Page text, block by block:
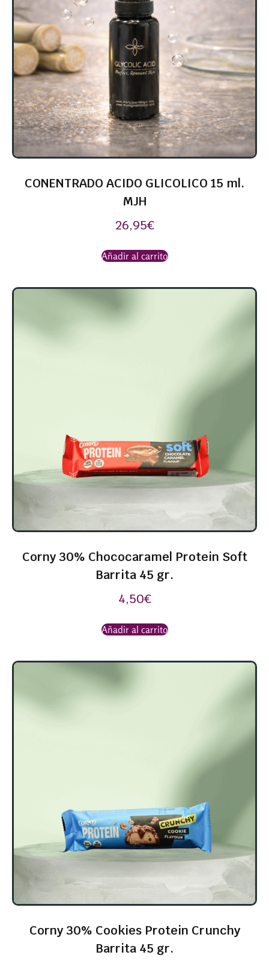
CONENTRADO ACIDO GLICOLICO 15 ml.
MJH
26,95€
Añadir al carrito
Corny 30% Chococaramel Protein Soft
Barrita 45 gr.
4,50€
Añadir al carrito
Corny 30% Cookies Protein Crunchy
Barrita 45 gr.